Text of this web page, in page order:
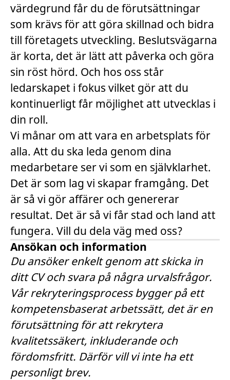
värdegrund får du de förutsättningar
som krävs för att göra skillnad och bidra
till företagets utveckling. Beslutsvägarna
är korta, det är lätt att påverka och göra
sin röst hörd. Och hos oss står
ledarskapet i fokus vilket gör att du
kontinuerligt får möjlighet att utvecklas i
din roll.
Vi månar om att vara en arbetsplats för
alla. Att du ska leda genom dina
medarbetare ser vi som en självklarhet.
Det är som lag vi skapar framgång. Det
är så vi gör affärer och genererar
resultat. Det är så vi får stad och land att
fungera. Vill du dela väg med oss?
Ansökan och information
Du ansöker enkelt genom att skicka in
ditt CV och svara på några urvalsfrågor.
Vår rekryteringsprocess bygger på ett
kompetensbaserat arbetssätt, det är en
förutsättning för att rekrytera
kvalitetssäkert, inkluderande och
fördomsfritt. Därför vill vi inte ha ett
personligt brev.